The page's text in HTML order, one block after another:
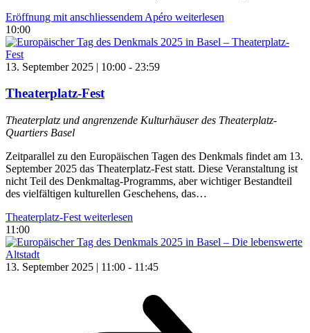
Eröffnung mit anschliessendem Apéro weiterlesen
10:00
13. September 2025 | 10:00 - 23:59
Theaterplatz-Fest
Theaterplatz und angrenzende Kulturhäuser des Theaterplatz-
Quartiers Basel
Zeitparallel zu den Europäischen Tagen des Denkmals findet am 13.
September 2025 das Theaterplatz-Fest statt. Diese Veranstaltung ist
nicht Teil des Denkmaltag-Programms, aber wichtiger Bestandteil
des vielfältigen kulturellen Geschehens, das…
Theaterplatz-Fest weiterlesen
11:00
13. September 2025 | 11:00 - 11:45